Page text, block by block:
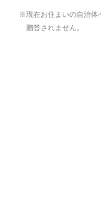
現在お住まいの自治体
贈答されません。